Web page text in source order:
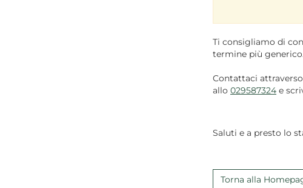
Ti consigliamo di
termine più generico.
Contattaci
allo 029587324 e
Saluti e a presto lo
Torna alla